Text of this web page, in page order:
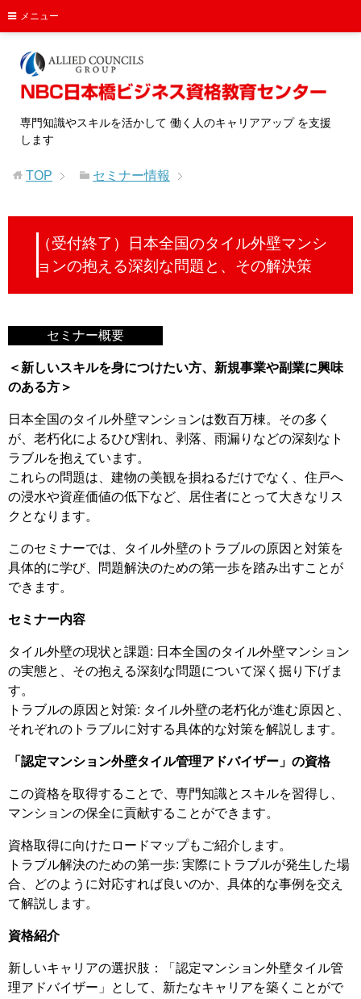
専門知識やスキルを活かして 働く人のキャリアアップ を支援
します
メニュー
TOP セミナー情報
（受付終了）日本全国のタイル外壁マンシ
ョンの抱える深刻な問題と、その解決策
セミナー概要
＜新しいスキルを身につけたい方、新規事業や副業に興味
のある方＞
日本全国のタイル外壁マンションは数百万棟。その多く
が、老朽化によるひび割れ、剥落、雨漏りなどの深刻なト
ラブルを抱えています。
これらの問題は、建物の美観を損ねるだけでなく、住戸へ
の浸水や資産価値の低下など、居住者にとって大きなリス
クとなります。
このセミナーでは、タイル外壁のトラブルの原因と対策を
具体的に学び、問題解決のための第一歩を踏み出すことが
できます。
セミナー内容
タイル外壁の現状と課題: 日本全国のタイル外壁マンション
の実態と、その抱える深刻な問題について深く掘り下げま
す。
トラブルの原因と対策: タイル外壁の老朽化が進む原因と、
それぞれのトラブルに対する具体的な対策を解説します。
「認定マンション外壁タイル管理アドバイザー」の資格
この資格を取得することで、専門知識とスキルを習得し、
マンションの保全に貢献することができます。
資格取得に向けたロードマップもご紹介します。
トラブル解決のための第一歩: 実際にトラブルが発生した場
合、どのように対応すれば良いのか、具体的な事例を交え
て解説します。
資格紹介
新しいキャリアの選択肢：「認定マンション外壁タイル管
理アドバイザー」として、新たなキャリアを築くことがで